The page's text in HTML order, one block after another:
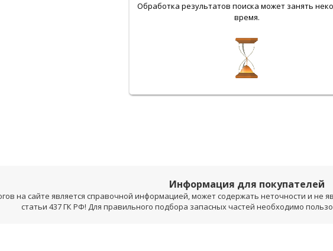
Обработка результатов поиска может занять
время.
Информация для покупателей
на сайте является справочной информацией, может содержать неточности и не
статьи 437 ГК РФ! Для правильного подбора запасных частей необходимо